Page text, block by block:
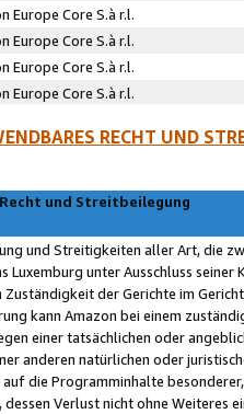
Europe Core S.à r.l.
Europe Core S.à r.l.
Europe Core S.à r.l.
Europe Core S.à r.l.
RECHT UND
und Streitbeilegung
und Streitigkeiten aller Art, die
Luxemburg unter Ausschluss
Zuständigkeit der Gerichte im
kann Amazon bei einem
einer tatsächlichen oder
anderen natürlichen oder
auf die Programminhalte
Verlust nicht ohne Weiteres